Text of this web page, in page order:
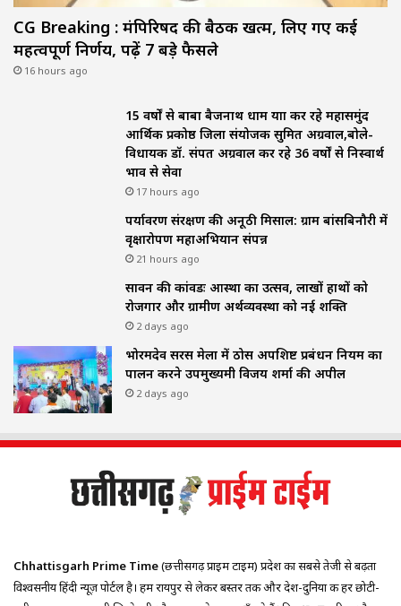
CG Breaking : मंत्रिपरिषद की बैठक खत्म, लिए गए कई
महत्वपूर्ण निर्णय, पढ़ें 7 बड़े फैसले
16 hours ago
15 वर्षों से बाबा बैजनाथ धाम यात्रा कर रहे महासमुंद
आर्थिक प्रकोष्ठ जिला संयोजक सुमित अग्रवाल,बोले-
विधायक डॉ. संपत अग्रवाल कर रहे 36 वर्षों से निस्वार्थ
भाव से सेवा
17 hours ago
पर्यावरण संरक्षण की अनूठी मिसाल: ग्राम बांसबिनौरी में
वृक्षारोपण महाअभियान संपन्न
21 hours ago
सावन की कांवडः आस्था का उत्सव, लाखों हाथों को
रोजगार और ग्रामीण अर्थव्यवस्था को नई शक्ति
2 days ago
भोरमदेव सरस मेला में ठोस अपशिष्ट प्रबंधन नियम का
पालन करने उपमुख्यमंत्री विजय शर्मा की अपील
2 days ago
Chhattisgarh Prime Time(छत्तीसगढ़ प्राइम टाइम) प्रदेश का सबसे तेजी से बढ़ता
विश्वसनीय हिंदी न्यूज़ पोर्टल है। हम रायपुर से लेकर बस्तर तक और देश-दुनिया की हर छोटी-